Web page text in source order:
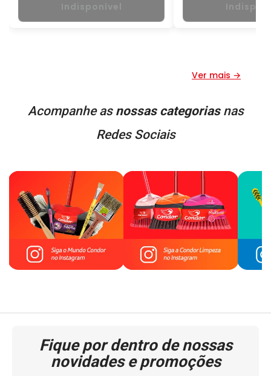
Indisponível
Ver mais →
Acompanhe as nossas categoriasnas
Redes Sociais
Fique por dentro de nossas
novidades e promoções